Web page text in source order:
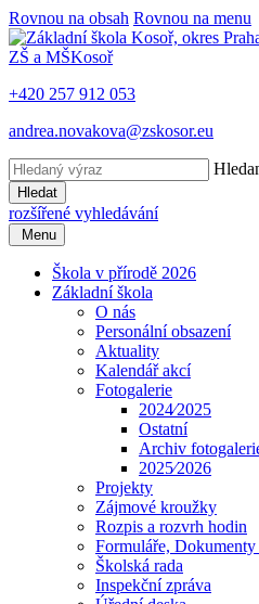
Rovnou na obsah Rovnou na menu
ZŠ a MŠKosoř
+420 257 912 053
andrea.novakova@zskosor.eu
Hledat
rozšířené vyhledávání
Menu
Škola v přírodě 2026
Základní škola
O nás
Personální obsazení
Aktuality
Kalendář akcí
Fotogalerie
2024⁄2025
Ostatní
Archiv
2025⁄2026
Projekty
Zájmové kroužky
Rozpis a rozvrh hodin
Formuláře, Dokumenty
Školská rada
Inspekční zpráva